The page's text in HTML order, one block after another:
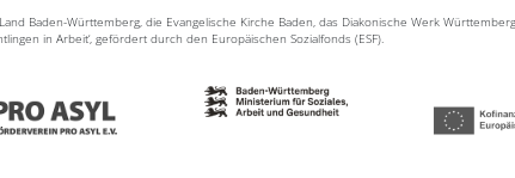
Baden-Württemberg, die Evangelische Kirche Baden, das Diakonische Werk
in Arbeit‘, gefördert durch den Europäischen Sozialfonds (ESF).